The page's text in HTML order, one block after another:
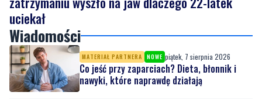
uciekał
Wiadomości
MATERIAŁ PARTNERA NOWE piątek, 7 sierpnia 2026
Co jeść przy zaparciach? Dieta, błonnik i
nawyki, które naprawdę działają